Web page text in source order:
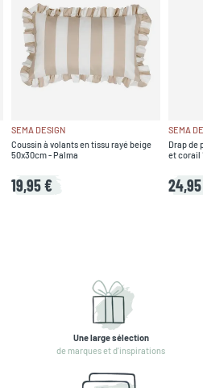
SEMA DESIGN
Coussin à volants en tissu rayé beige
50x30cm - Palma
19,95 €
SEMA
Drap de
et corail
Une large sélection
de marques et d'inspirations